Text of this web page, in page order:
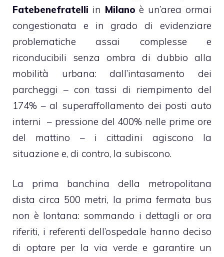
Fatebenefratelli in Milanoè un’area ormai
congestionata e in grado di evidenziare
problematiche assai complesse e
riconducibili senza ombra di dubbio alla
mobilità urbana: dall’intasamento dei
parcheggi – con tassi di riempimento del
174% – al superaffollamento dei posti auto
interni – pressione del 400% nelle prime ore
del mattino – i cittadini agiscono la
situazione e, di contro, la subiscono.
La prima banchina della metropolitana
dista circa 500 metri, la prima fermata bus
non è lontana: sommando i dettagli or ora
riferiti, i referenti dell’ospedale hanno deciso
di optare per la via verde e garantire un